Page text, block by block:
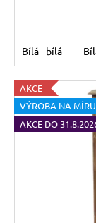
Bílá - bílá
AKCE
VÝROBA NA MÍRU
AKCE DO